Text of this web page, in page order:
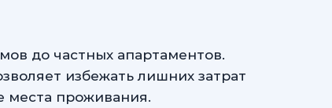
до частных апартаментов.
избежать лишних затрат
места проживания.